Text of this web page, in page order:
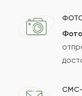
Отзыв